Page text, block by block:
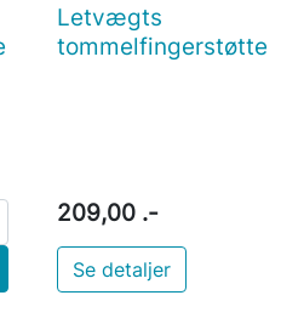
Letvægts
tommelfingerstøtte
209,00 .-
Se detaljer